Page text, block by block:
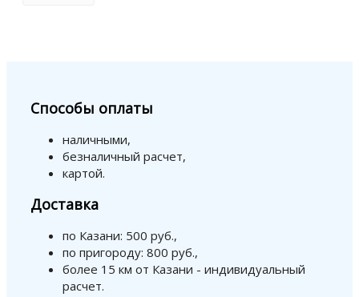
Способы оплаты
наличными,
безналичный расчет,
картой.
Доставка
по Казани: 500 руб.,
по пригороду: 800 руб.,
более 15 км от Казани - индивидуальный
расчет.